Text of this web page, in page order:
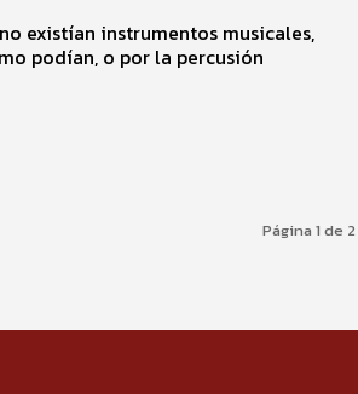
existían instrumentos musicales,
podían, o por la percusión
Página 1 de 2